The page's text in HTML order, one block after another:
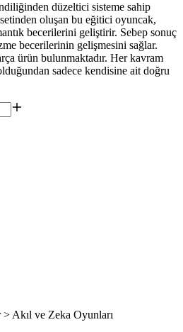
düzeltici sisteme sahip
oluşan bu eğitici oyuncak,
becerilerini geliştirir. Sebep sonuç
becerilerinin gelişmesini sağlar.
ürün bulunmaktadır. Her kavram
sadece kendisine ait doğru
Akıl ve Zeka Oyunları